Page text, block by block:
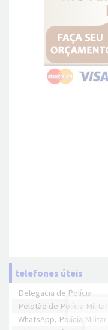
telefones úteis
Delegacia de Polícia
Pelotão de Polícia Militar
WhatsApp, Polícia Militar